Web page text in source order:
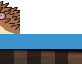
※購入先、ダウン